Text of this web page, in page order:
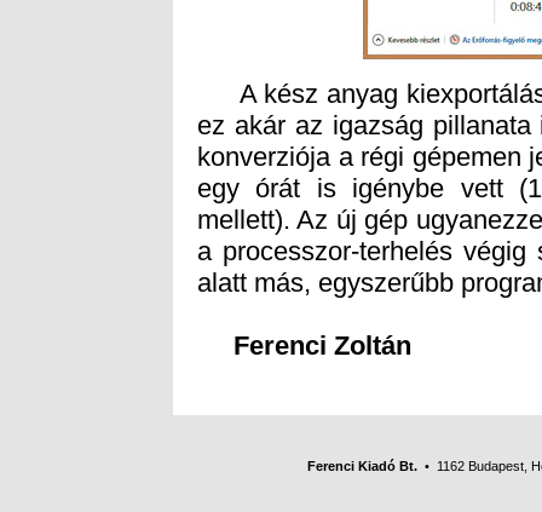
A kész anyag
ez akár az igazság
konverziója a régi
egy órát is igénybe vett
mellett). Az új gép
a processzor-terhelés
alatt más, egyszerűbb
Ferenci Zoltán
Ferenci Kiadó Bt. • 1162 Budapest,